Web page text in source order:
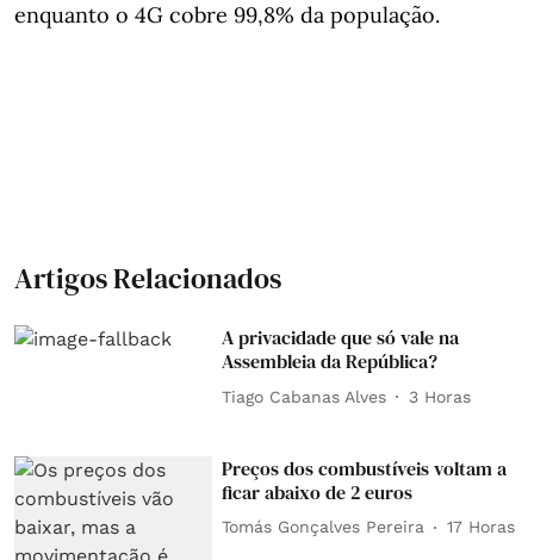
enquanto o 4G cobre 99,8% da população.
Artigos Relacionados
A privacidade que só vale na
Assembleia da República?
Tiago Cabanas Alves 3 Horas
Preços dos combustíveis voltam a
ficar abaixo de 2 euros
Tomás Gonçalves Pereira 17 Horas